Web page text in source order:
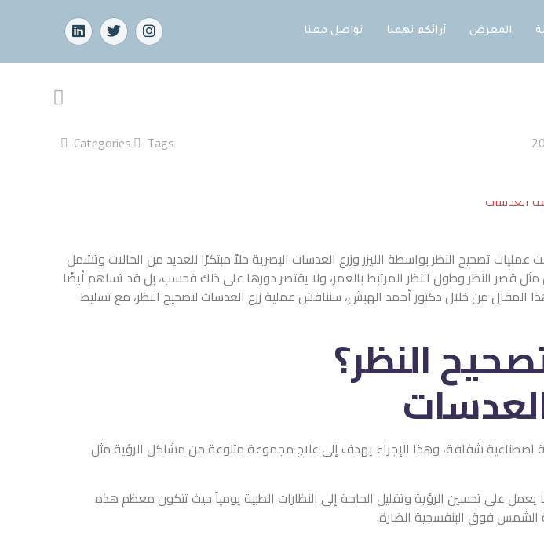
تهمنا تواصل معنا
الليزر وزرع العدسات البصرية حلاً مبتكرًا للعديد من الحالات وتشمل
المرتبط بالعمر، ولا يقتصر دورها على ذلك فحسب، بل قد تساهم أيضًا
الهبش، سنناقش عملية زرع العدسات لتصحيح النظر، مع تسليط
الإجراء يهدف إلى علاج مجموعة متنوعة من مشاكل الرؤية مثل
الحاجة إلى النظارات الطبية يومياً حيث تتكون معظم هذه
الضارة.